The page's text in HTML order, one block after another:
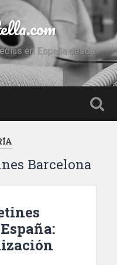
en España desde
Barcelona